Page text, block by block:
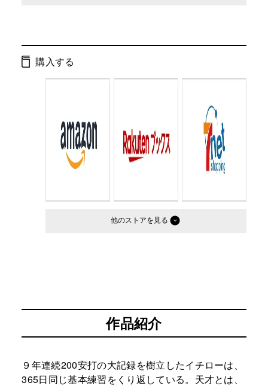
ISBN： 9784344017399
判型：
購入する
他のストア
作品紹介
９年連続200安打の大記録を樹立したイチローは、
365日同じ基本練習をくり返している。天才とは、